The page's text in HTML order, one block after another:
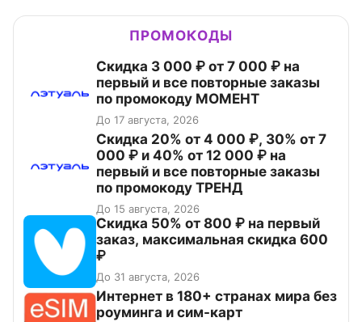
ПРОМОКОДЫ
Скидка 3 000 ₽ от 7 000 ₽ на
первый и все повторные заказы
по промокоду МОМЕНТ
До 17 августа, 2026
Скидка 20% от 4 000 ₽, 30% от 7
000 ₽ и 40% от 12 000 ₽ на
первый и все повторные заказы
по промокоду ТРЕНД
До 15 августа, 2026
Скидка 50% от 800 ₽ на первый
заказ, максимальная скидка 600
₽
До 31 августа, 2026
Интернет в 180+ странах мира без
роуминга и сим-карт